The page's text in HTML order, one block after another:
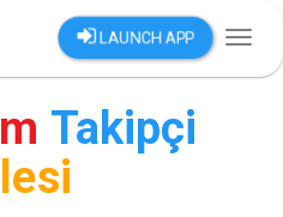
LAUNCH APP
Takipçi